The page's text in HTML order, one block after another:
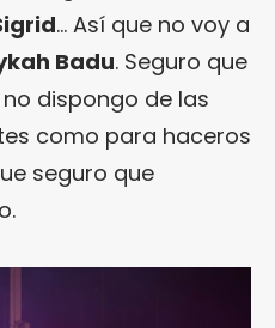
… Así que no voy a
Badu. Seguro que
dispongo de las
como para haceros
seguro que